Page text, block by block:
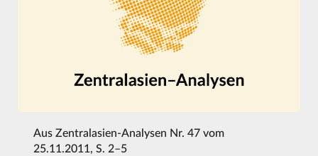
Aus Zentralasien-Analysen Nr. 47 vom
25.11.2011, S. 2–5